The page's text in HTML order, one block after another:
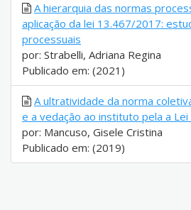
A hierarquia das normas
aplicação da lei 13.467/2017:
processuais
por: Strabelli, Adriana Regina
Publicado em: (2021)
A ultratividade da norma
e a vedação ao instituto pela a
por: Mancuso, Gisele Cristina
Publicado em: (2019)